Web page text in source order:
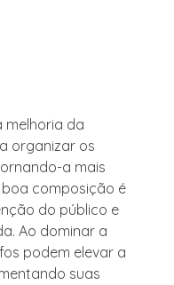
melhoria da
organizar os
a mais
composição é
do público e
Ao dominar a
podem elevar a
suas